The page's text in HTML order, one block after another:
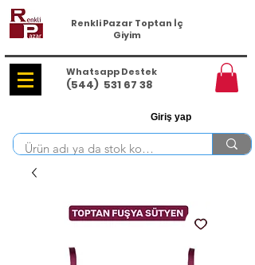
Renkli Pazar Toptan İç
Giyim
Whatsapp Destek
(544) 531 67 38
Giriş yap